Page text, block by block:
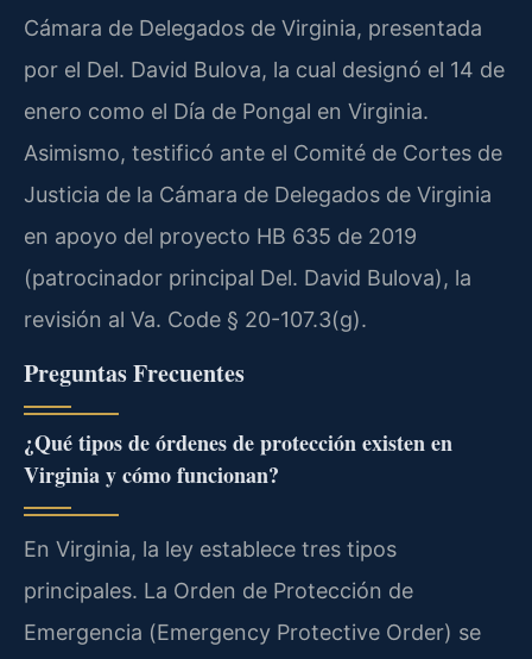
Cámara de Delegados de Virginia, presentada
por el Del. David Bulova, la cual designó el 14 de
enero como el Día de Pongal en Virginia.
Asimismo, testificó ante el Comité de Cortes de
Justicia de la Cámara de Delegados de Virginia
en apoyo del proyecto HB 635 de 2019
(patrocinador principal Del. David Bulova), la
revisión al Va. Code § 20-107.3(g).
Preguntas Frecuentes
¿Qué tipos de órdenes de protección existen en
Virginia y cómo funcionan?
En Virginia, la ley establece tres tipos
principales. La Orden de Protección de
Emergencia (Emergency Protective Order) se